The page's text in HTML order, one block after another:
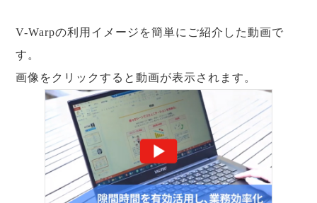
V-Warpの利用イメージを簡単にご紹介した動画で
す。
画像をクリックすると動画が表示されます。